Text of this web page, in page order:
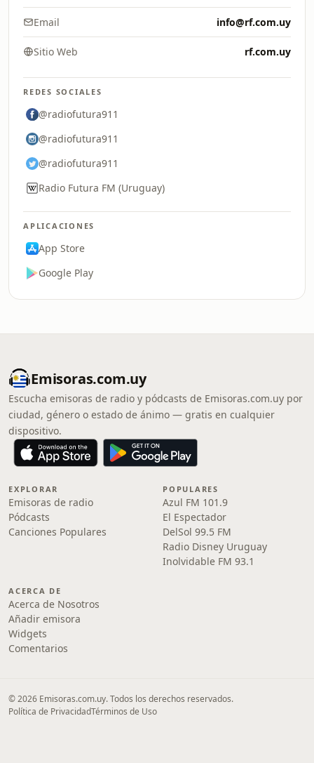
Email info@rf.com.uy
Sitio Web rf.com.uy
REDES SOCIALES
@radiofutura911
@radiofutura911
@radiofutura911
Radio Futura FM (Uruguay)
APLICACIONES
App Store
Google Play
Emisoras.com.uy
Escucha emisoras de radio y pódcasts de Emisoras.com.uy por
ciudad, género o estado de ánimo — gratis en cualquier
dispositivo.
EXPLORAR
Emisoras de radio
Pódcasts
Canciones Populares
POPULARES
Azul FM 101.9
El Espectador
DelSol 99.5 FM
Radio Disney Uruguay
Inolvidable FM 93.1
ACERCA DE
Acerca de Nosotros
Añadir emisora
Widgets
Comentarios
© 2026 Emisoras.com.uy. Todos los derechos reservados.
Política de PrivacidadTérminos de Uso